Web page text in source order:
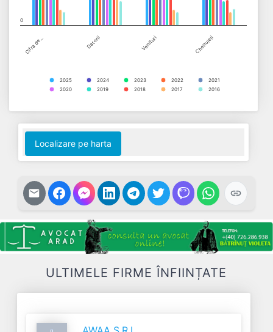
Cifra de… Datorii Venituri Cheltuieli
2025 2024 2023 2022
2021
2020
2019 2018 2017 2016
0
End of interactive chart.
Localizare pe harta
ULTIMELE FIRME ÎNFIINȚATE